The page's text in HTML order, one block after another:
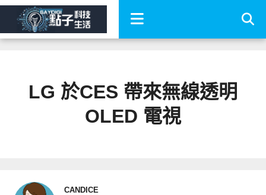
LG 於CES 帶來無線透明
OLED 電視
CANDICE